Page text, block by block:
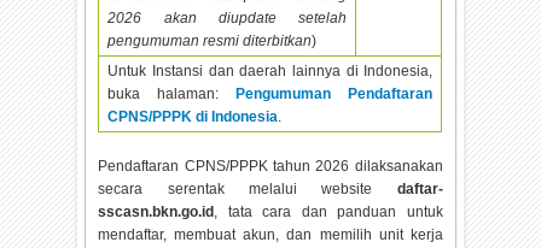
2026 akan diupdate setelah
pengumuman resmi diterbitkan)
Untuk Instansi dan daerah lainnya di Indonesia,
buka halaman:
Pengumuman Pendaftaran
CPNS/PPPK di Indonesia.
Pendaftaran CPNS/PPPK tahun2026 dilaksanakan
secara serentak melalui website daftar-
sscasn.bkn.go.id , tata cara dan panduan untuk
mendaftar, membuat akun, dan memilih unit kerja